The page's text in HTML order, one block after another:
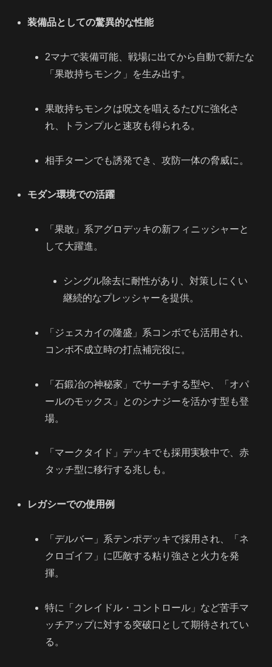
装備品としての驚異的な性能
2マナで装備可能、戦場に出てから自動で新たな
「果敢持ちモンク」を生み出す。
果敢持ちモンクは呪文を唱えるたびに強化さ
れ、トランプルと速攻も得られる。
相手ターンでも誘発でき、攻防一体の脅威に。
モダン環境での活躍
「果敢」系アグロデッキの新フィニッシャーと
して大躍進。
シングル除去に耐性があり、対策しにくい
継続的なプレッシャーを提供。
「ジェスカイの隆盛」系コンボでも活用され、
コンボ不成立時の打点補完役に。
「石鍛冶の神秘家」でサーチする型や、「オパ
ールのモックス」とのシナジーを活かす型も登
場。
「マークタイド」デッキでも採用実験中で、赤
タッチ型に移行する兆しも。
レガシーでの使用例
「デルバー」系テンポデッキで採用され、「ネ
クロゴイフ」に匹敵する粘り強さと火力を発
揮。
特に「クレイドル・コントロール」など苦手マ
ッチアップに対する突破口として期待されてい
る。